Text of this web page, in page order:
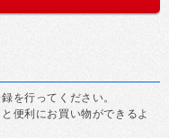
を行ってください。
便利にお買い物ができるよ